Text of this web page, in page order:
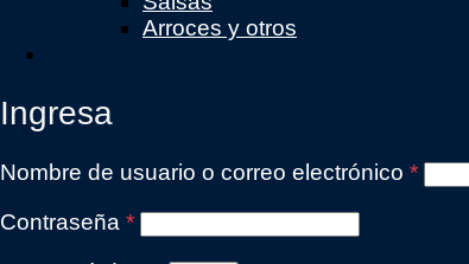
Arroces y otros
Ingresa
Nombre de usuario o correo electrónico *
Contraseña *Obligatorio